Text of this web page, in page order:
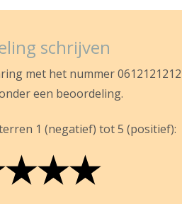
schrijven
met het nummer
een beoordeling.
1 (negatief) tot 5 (positief):
★
★★
★★★